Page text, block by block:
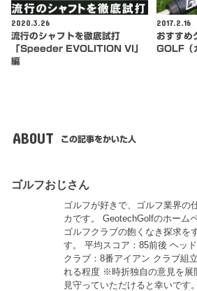
2020.3.26
流行のシャフトを徹底試打
「Speeder EVOLITION VI」
編
2017.2.16
おすすめ
GOLF（
ABOUT この記事をかいた人
ゴルフおじさん
ゴルフが好きで、ゴルフ業界の
カです。 GeotechGolfのホーム
ゴルフクラブの飽くなき探求を
す。 平均スコア：85前後 ヘッ
クラブ：8番アイアン クラブ組
れる程度 ※時折独自の意見を展
見守っていただけると幸いです。